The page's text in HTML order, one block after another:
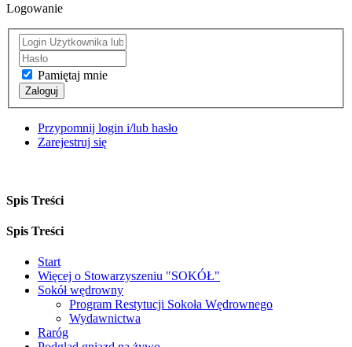
Logowanie
Pamiętaj mnie
Zaloguj
Przypomnij login i/lub hasło
Zarejestruj się
Spis Treści
Spis Treści
Start
Więcej o Stowarzyszeniu "SOKÓŁ"
Sokół wędrowny
Program Restytucji Sokoła Wędrownego
Wydawnictwa
Raróg